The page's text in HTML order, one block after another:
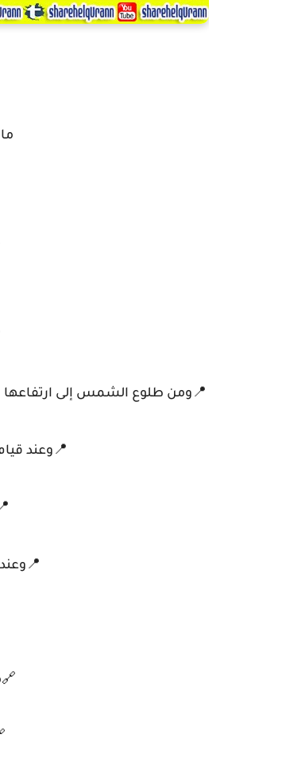
📍ومن طلوع الشمس إلى ارتفاعها
📍وعند